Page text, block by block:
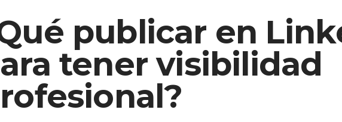
publicar en
tener visibilidad